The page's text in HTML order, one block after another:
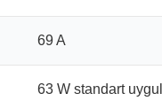
69 A
63 W standart